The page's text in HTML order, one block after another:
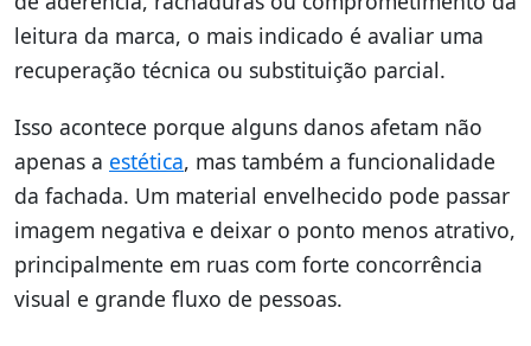
leitura da marca, o mais indicado é avaliar uma
recuperação técnica ou substituição parcial.
Isso acontece porque alguns danos afetam não
apenas a estética, mas também a funcionalidade
da fachada. Um material envelhecido pode passar
imagem negativa e deixar o ponto menos atrativo,
principalmente em ruas com forte concorrência
visual e grande fluxo de pessoas.